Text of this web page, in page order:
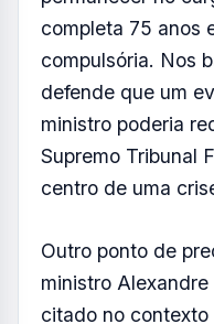
pela atuação em
tentativa de golpe
político que uma
ter sobre seu
Entre os fatores
envolvendo o
e trocas de
da primeira prisão